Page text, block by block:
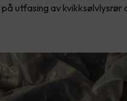
på utfasing av